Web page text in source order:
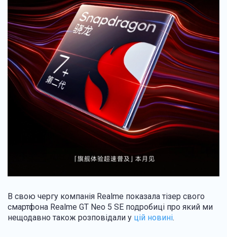
В свою чергу компанія Realme показала тізер свого
смартфона Realme GT Neo 5 SE подробиці про який ми
нещодавно також розповідали у цій новині.